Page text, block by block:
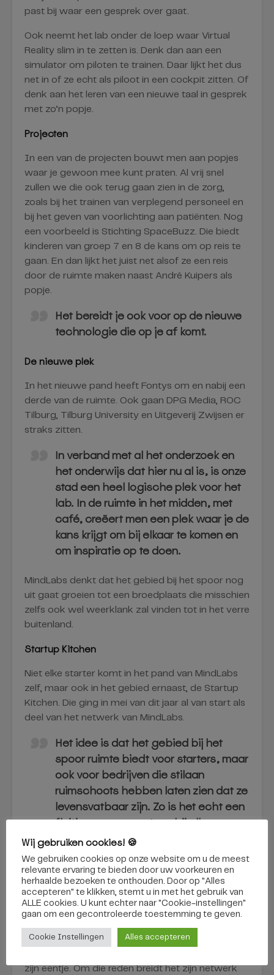
past bij waar een gesprek over gaat.
Ook neemt het lab onder de loep waar Virtual
Reality slim in te zetten is. Denk dan aan een
simulator om piloten te trainen. Daar lijkt het dus
net in of ze echt als piloot in een cockpit zitten. Of
denk aan het leren van een nieuwe taal in gesprek
met zo’n popje.
Projecten
In een van de projecten bouwt men aan popjes
waar je gewoon mee kunt praten. Al vrij snel
zullen we die ook terug gaan zien in de zorg,
zoals bij het trainen van verplegend personeel en
bij het geven van voorlichting aan patiënten. Nog
een voorbeeld is Stichting SpaceBuzz. Die biedt
kinderen van groep 7 en 8 de kans om op reis te
gaan. En dan lijkt het juist net alsof ze een reis
door de ruimte maken naast André Kuipers als
popje.
Het bereidt je ook voor op de nieuwe
technologie die op je af komt.
De nieuwe plek
In het nieuwe pand heeft Fontys om en nabij een
derde van de ruimte. Ook gaan DPG Media, ROC
Tilburg, Tilburg University en Uitgeverij Zwijsen er
straks zitten.
In verband met al het onderzoek en
het onderwijs dat hier nu al is, is onze
stad een heel logische plek voor het
lab. In de ruimte in het midden, met
café, creëert men een plek waar je de
kans krijgt om bij elkaar te komen en
om inspiratie op te doen.
MindLabs denkt dat het gebied bij het spoor nog
uit gaat groeien tot een broedplaats die misschien
zelfs ook wel weerklank zal vinden tot in het verre
buitenland.
Startup Kitchen
Niet elke starter komt in het pand van MindLabs
zelf, maar ook in het gebied ernaast, de Startup
Kitchen. Die ging in mei van dit jaar al van start als
deel van het netwerk van MindLabs.
Het idee is dat het gebied bij het
spoor ruimte biedt voor starters, maar
ook voor bedrijven die stilaan
ruimschoots hebben laten zien dat ze
levensvatbaar zijn. Zo is het echt een
fluitje van een cent om bij elkaar aan
te kloppen als je hulp nodig hebt, en
biedt het je ook nog eens de kans om
nieuwe ideeën te testen.
Plannen voor de toekomst
ons land en zelfs ook daarbuiten een speler van
zijn eentje. Om die reden breidt het zijn netwerk
Wij gebruiken cookies! 🍪
We gebruiken cookies op onze website om u de meest
relevante ervaring te bieden door uw voorkeuren en
herhaalde bezoeken te onthouden. Door op "Alles
accepteren" te klikken, stemt u in met het gebruik van
ALLE cookies. U kunt echter naar "Cookie-instellingen"
gaan om een ​​gecontroleerde toestemming te geven.
Cookie Instellingen Alles accepteren